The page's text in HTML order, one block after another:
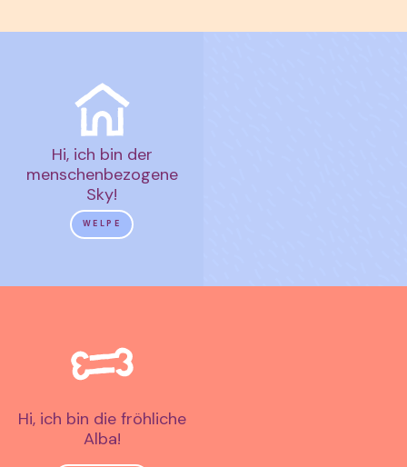
Hi, ich bin der
menschenbezogene
Sky!
WELPE
Hi, ich bin die fröhliche
Alba!